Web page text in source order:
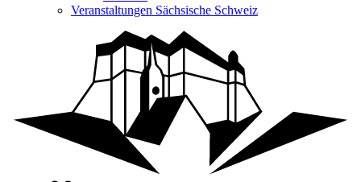
Veranstaltungen Sächsische Schweiz